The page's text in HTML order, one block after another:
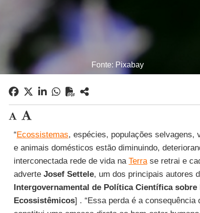
Fonte: Pixabay
“Ecossistemas, espécies, populações selvagens,
e animais domésticos estão diminuindo,
interconectada rede de vida na Terrase retrai e
adverte Josef Settele, um dos principais autores
Intergovernamental de Política Científica
Ecossistêmicos] . “Essa perda é a consequência